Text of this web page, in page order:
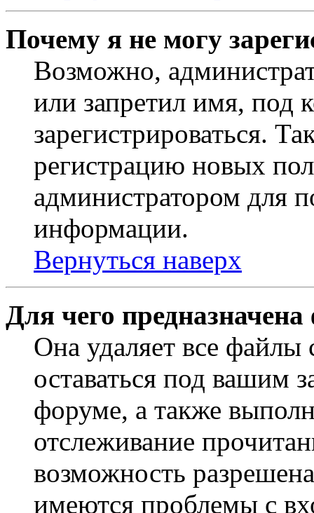
Почему я не могу
Возможно,
или запретил имя, под
зарегистрироваться.
регистрацию новых
администратором для
информации.
Вернуться наверх
Для чего
Она удаляет все файлы
оставаться под вашим
форуме, а также
отслеживание
возможность
имеются проблемы с